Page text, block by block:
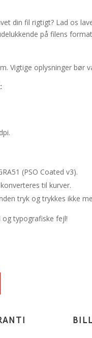
din fil rigtigt? Lad os
på filens
Vigtige oplysninger
(PSO Coated v3).
til kurver.
tryk og trykkes ikke
typografiske fejl!